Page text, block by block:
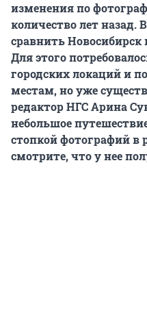
изменения по
количество лет
сравнить
Для этого
городских локаций и
местам, но уже
редактор НГС Арина
небольшое
стопкой фотографий в
смотрите, что у нее